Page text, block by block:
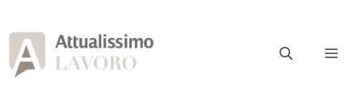
al
contenuto